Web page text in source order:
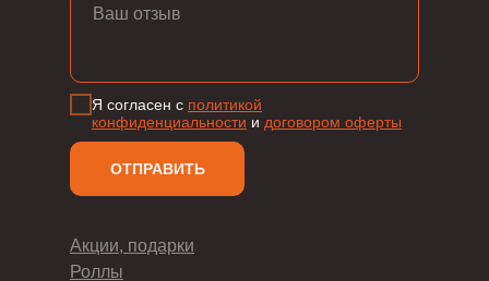
Акции, подарки
Роллы
Я согласен с политикой
конфиденциальности и договором оферты
ОТПРАВИТЬ